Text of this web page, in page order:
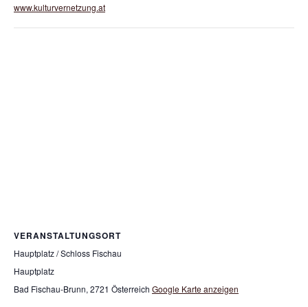
www.kulturvernetzung.at
VERANSTALTUNGSORT
Hauptplatz / Schloss Fischau
Hauptplatz
Bad Fischau-Brunn, 2721 Österreich Google Karte anzeigen